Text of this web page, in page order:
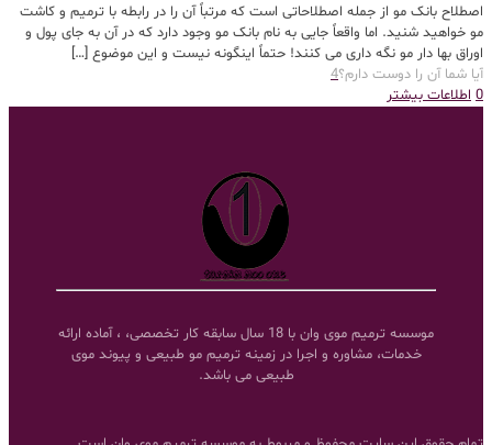
اصطلاح بانک مو از جمله اصطلاحاتی است که مرتباً آن را در رابطه با ترمیم و کاشت
مو خواهید شنید. اما واقعاً جایی به نام بانک مو وجود دارد که در آن به جای پول و
اوراق بها دار مو نگه داری می کنند! حتماً اینگونه نیست و این موضوع […]
آیا شما آن را دوست دارم؟4
0 اطلاعات بیشتر
موسسه ترمیم موی وان با 18 سال سابقه کار تخصصی، ، آماده ارائه
خدمات، مشاوره و اجرا در زمینه ترمیم مو طبیعی و پیوند موی
طبیعی می باشد.